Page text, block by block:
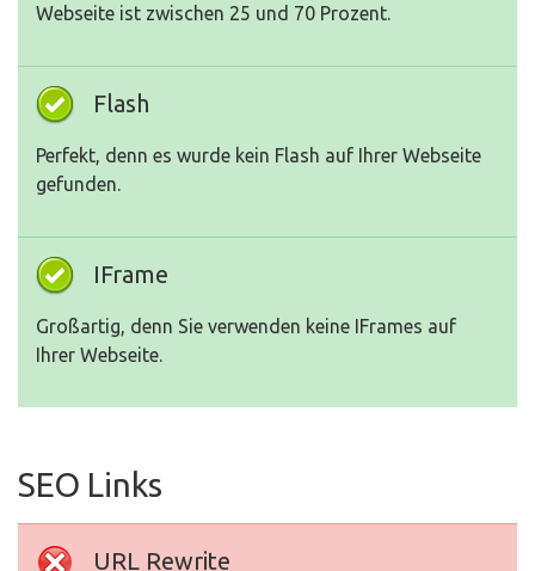
Webseite ist zwischen 25 und 70 Prozent.
Flash
Perfekt, denn es wurde kein Flash auf Ihrer Webseite
gefunden.
IFrame
Großartig, denn Sie verwenden keine IFrames auf
Ihrer Webseite.
SEO Links
URL Rewrite